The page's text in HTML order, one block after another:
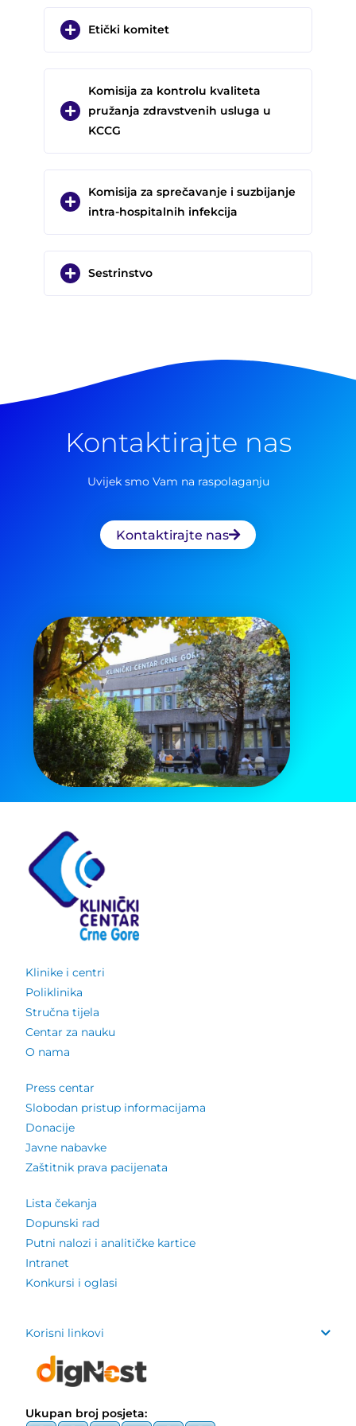
Pretraga
za:
Etički komitet
Komisija za kontrolu kvaliteta
pružanja zdravstvenih usluga u
KCCG
Komisija za sprečavanje i suzbijanje
intra-hospitalnih infekcija
Sestrinstvo
Kontaktirajte nas
Uvijek smo Vam na raspolaganju
Kontaktirajte nas
Klinike i centri
Poliklinika
Stručna tijela
Centar za nauku
O nama
Press centar
Slobodan pristup informacijama
Donacije
Javne nabavke
Zaštitnik prava pacijenata
Lista čekanja
Dopunski rad
Putni nalozi i analitičke kartice
Intranet
Konkursi i oglasi
Korisni linkovi
Ukupan broj posjeta: